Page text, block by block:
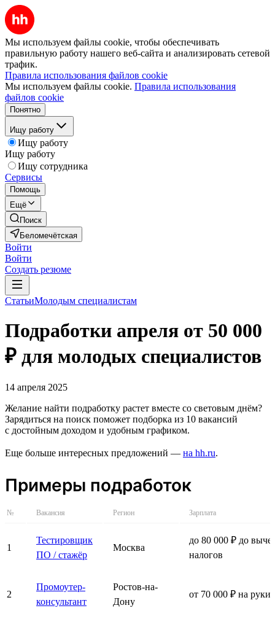
Мы используем файлы cookie, чтобы обеспечивать
правильную работу нашего веб-сайта и анализировать сетевой
трафик.
Правила использования файлов cookie
Мы используем файлы cookie. Правила использования
файлов cookie
Понятно
Ищу работу
Ищу работу
Ищу работу
Ищу сотрудника
Сервисы
Помощь
Ещё
Поиск
Беломечётская
Войти
Войти
Создать резюме
СтатьиМолодым специалистам
Подработки апреля от 50 000
₽ для молодых специалистов
14 апреля 2025
Желание найти подработку растет вместе со световым днём?
Зарядиться на поиск поможет подборка из 10 вакансий
с достойным доходом и удобным графиком.
Еще больше интересных предложений — на hh.ru.
Примеры подработок
№ Вакансия Регион Зарплата
1
Тестировщик
ПО / стажёр
Москва
до 80 000 ₽ до
налогов
2
Промоутер-
консультант
Ростов-на-
Дону
от 70 000 ₽ на руки